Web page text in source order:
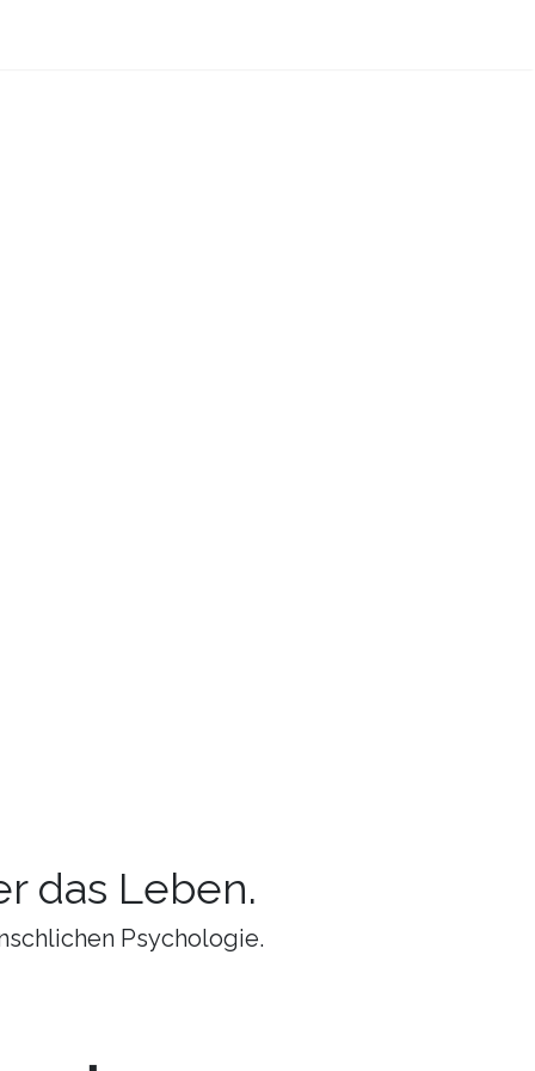
das Leben.
Psychologie.